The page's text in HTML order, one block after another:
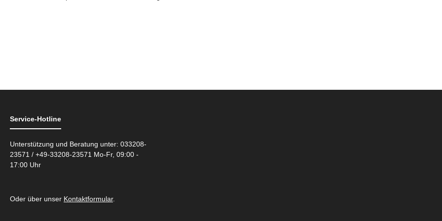
Service-Hotline
Unterstützung und Beratung unter: 033208-
23571 / +49-33208-23571 Mo-Fr, 09:00 -
17:00 Uhr
Oder über unser Kontaktformular.